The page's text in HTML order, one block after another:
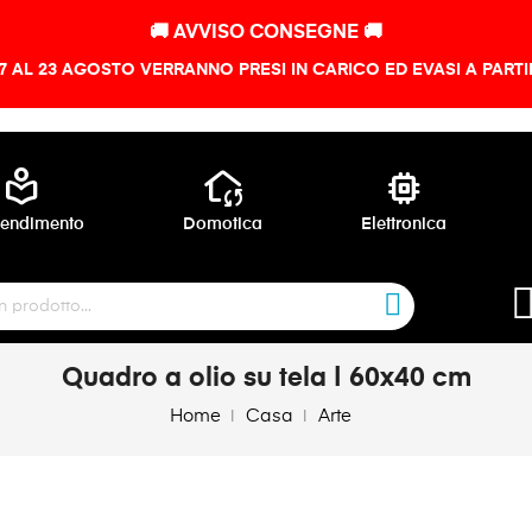
🚚 AVVISO CONSEGNE 🚚
AL 23 AGOSTO VERRANNO PRESI IN CARICO ED EVASI A
local_library wifi_home
Domotica
memory
Elettronica
Quadro a olio su tela | 60x40 cm
Home Casa Arte